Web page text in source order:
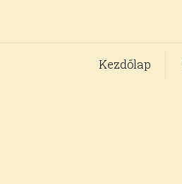
Kezdőlap